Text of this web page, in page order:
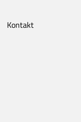
Kontakt